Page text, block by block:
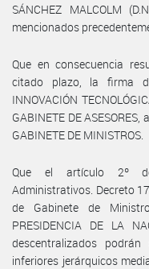
SÁNCHEZ MALCOLM
mencionados
Que en consecuencia
citado plazo, la firma
INNOVACIÓN
GABINETE DE
GABINETE DE MINISTROS.
Que el artículo 2º
Administrativos. Decreto
de Gabinete de
PRESIDENCIA DE LA
descentralizados
inferiores jerárquicos